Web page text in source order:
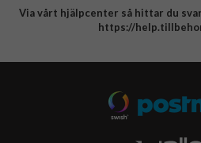
Integritetspolicy
Via vårt hjälpcenter så hittar du
https://